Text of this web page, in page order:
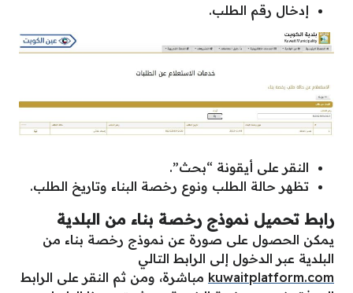
إدخال رقم الطلب.
النقر على أيقونة “بحث”.
تظهر حالة الطلب ونوع رخصة البناء وتاريخ الطلب.
رابط تحميل نموذج رخصة بناء من البلدية
يمكن الحصول على صورة عن نموذج رخصة بناء من
البلدية عبر الدخول إلى الرابط التالي
kuwaitplatform.com مباشرة، ومن ثم النقر على الرابط